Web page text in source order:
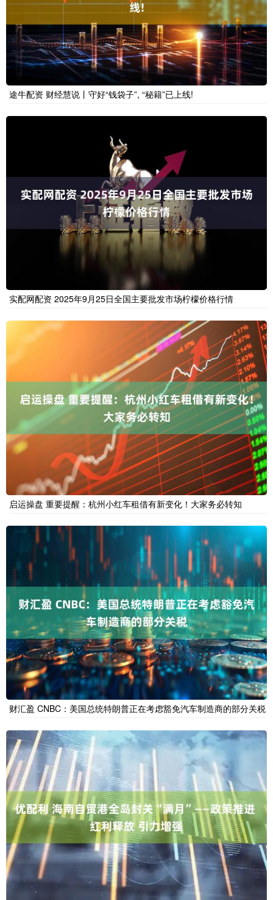
途牛配资 财经慧说丨守好“钱袋子”, “秘籍”已上线!
实配网配资 2025年9月25日全国主要批发市场柠檬价格行情
启运操盘 重要提醒：杭州小红车租借有新变化！大家务必转知
财汇盈 CNBC：美国总统特朗普正在考虑豁免汽车制造商的部分关税